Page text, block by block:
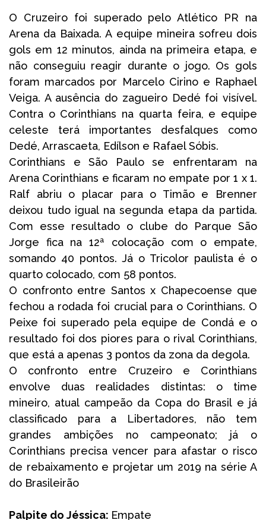
O Cruzeiro foi superado pelo Atlético PR na
Arena da Baixada. A equipe mineira sofreu dois
gols em 12 minutos, ainda na primeira etapa, e
não conseguiu reagir durante o jogo. Os gols
foram marcados por Marcelo Cirino e Raphael
Veiga. A ausência do zagueiro Dedé foi visível.
Contra o Corinthians na quarta feira, e equipe
celeste terá importantes desfalques como
Dedé, Arrascaeta, Edílson e Rafael Sóbis.
Corinthians e São Paulo se enfrentaram na
Arena Corinthians e ficaram no empate por 1 x 1.
Ralf abriu o placar para o Timão e Brenner
deixou tudo igual na segunda etapa da partida.
Com esse resultado o clube do Parque São
Jorge fica na 12ª colocação com o empate,
somando 40 pontos. Já o Tricolor paulista é o
quarto colocado, com 58 pontos.
O confronto entre Santos x Chapecoense que
fechou a rodada foi crucial para o Corinthians. O
Peixe foi superado pela equipe de Condá e o
resultado foi dos piores para o rival Corinthians,
que está a apenas 3 pontos da zona da degola.
O confronto entre Cruzeiro e Corinthians
envolve duas realidades distintas: o time
mineiro, atual campeão da Copa do Brasil e já
classificado para a Libertadores, não tem
grandes ambições no campeonato; já o
Corinthians precisa vencer para afastar o risco
de rebaixamento e projetar um 2019 na série A
do Brasileirão
Palpite do Jéssica: Empate